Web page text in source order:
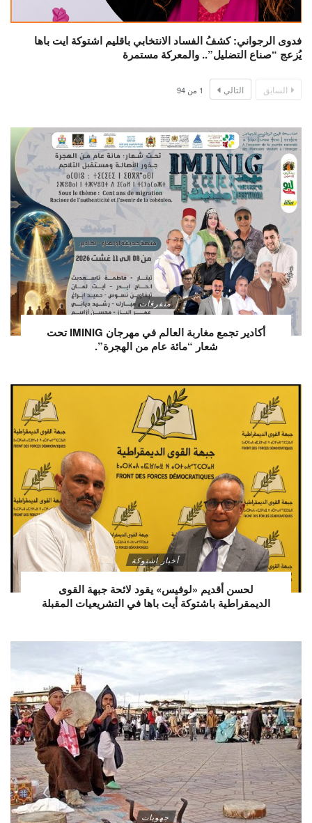
فدوى الرجواني: كشفُ الفساد الانتخابي باقليم اشتوكة ايت باها
يُزعج “صناع التضليل”.. والمعركة مستمرة
السابق التالي 1 من 94
متفرقات
أكادير تجمع مغاربة العالم في مهرجان IMINIG تحت
شعار “مائة عام من الهجرة”.
أخبار اشتوكة
لحسن أقديم «لوفيس» يقود لائحة جبهة القوى
الديمقراطية باشتوكة أيت باها في التشريعيات المقبلة
جهويات